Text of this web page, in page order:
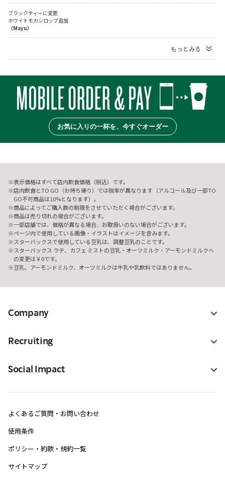
ブラックティーに変更
（Mayu）
もっとみる
お気に入りの一杯を、今すぐオーダー
表示価格はすべて店内飲食価格（税込）です。
店内飲食とTO GO（お持ち帰り）では税率が異なります（アルコール及び一部TO
GO不可商品は10%となります）。
商品によってご購入数の制限をさせていただく場合がございます。
商品は売り切れの場合がございます。
一部店舗では、価格が異なる場合、お取扱いのない場合がございます。
ページ内で使用している画像・イラストはイメージを含みます。
スターバックスで使用している豆乳は、調整豆乳のことです。
スターバックス ラテ、カフェ ミストの豆乳・オーツミルク・アーモンドミルクへ
の変更は￥0です。
豆乳、アーモンドミルク、オーツミルクは牛乳や乳飲料ではありません。
Company
Recruiting
Social Impact
よくあるご質問・お問い合わせ
使用条件
ポリシー・約款・規約一覧
サイトマップ